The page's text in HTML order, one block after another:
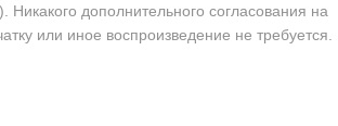
Никакого дополнительного согласования на
или иное воспроизведение не требуется.